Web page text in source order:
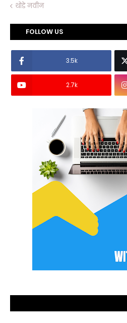
थोडे नवीन
FOLLOW US
3.5k
2.7k